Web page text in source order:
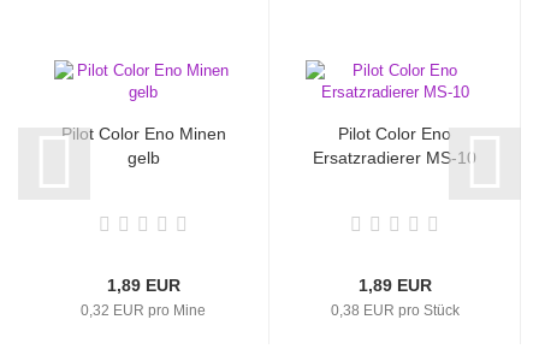
Pilot Color Eno Minen
gelb
1,89 EUR
0,32 EUR pro Mine
Pilot Color Eno
Ersatzradierer MS-10
1,89 EUR
0,38 EUR pro Stück